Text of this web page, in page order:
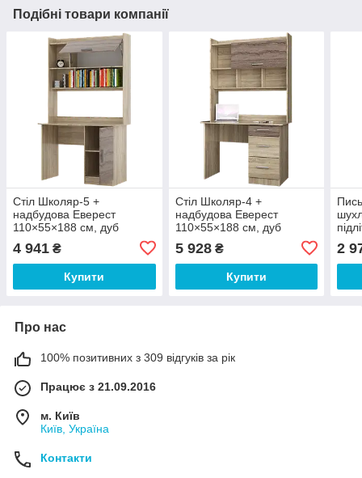
Подібні товари компанії
Стіл Школяр-5 +
надбудова Еверест
110×55×188 см, дуб
комп’ютерний стіл з
полицями, шухлядами та
надбудовою
4 941 ₴
Купити
Стіл Школяр-4 +
надбудова Еверест
110×55×188 см, дуб
комп’ютерний стіл з
полицями, шухлядами та
надбудовою для н
5 928₴
Купити
2
Про нас
100% позитивних з 309 відгуків за рік
Працює з 21.09.2016
м. Київ
Київ, Україна
Контакти